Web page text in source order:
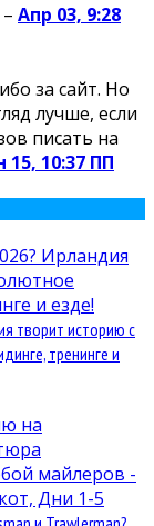
Апр 03, 9:28
за сайт. Но
лучше, если
писать на
15, 10:37 ПП
творит историю с
тренинге и